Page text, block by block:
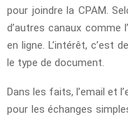
pour joindre la CPAM.
d’autres canaux comme
en ligne. L’intérêt, c’est
le type de document.
Dans les faits, l’email et
pour les échanges